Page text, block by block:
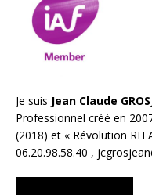
Je suis Jean Claude
Professionnel créé en
(2018) et « Révolution RH
06.20.98.58.40 ,